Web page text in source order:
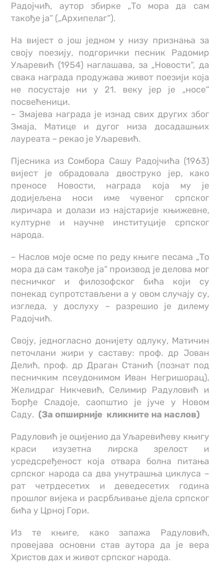
Радојчић, аутор збирке „То мора да сам
такође ја“ („Архипелаг“).
На вијест о још једном у низу признања за
своју поезију, подгорички песник Радомир
Уљаревић (1954) наглашава, за „Новости“, да
свака награда продужава живот поезији која
не посустаје ни у 21. веку јер је „носе“
посвећеници.
– Змајева награда је изнад свих других због
Змаја, Матице и дугог низа досадашњих
лауреата – рекао је Уљаревић.
Пјесника из Сомбора Сашу Радојчића (1963)
вијест је обрадовала двоструко јер, како
преносе Новости, награда која му је
додијељена носи име чувеног српског
лиричара и долази из најстарије књижевне,
културне и научне институције српског
народа.
– Наслов моје осме по реду књиге песама „То
мора да сам такође ја“ производ је делова мог
песничког и филозофског бића који су
понекад супротстављени а у овом случају су,
изгледа, у дослуху – разрешио је дилему
Радојчић.
Своју, једногласно донијету одлуку, Матичин
петочлани жири у саставу: проф. др Јован
Делић, проф. др Драган Станић (познат под
песничким псеудонимом Иван Негришорац),
Желидраг Никчевић, Селимир Радуловић и
Ђорђе Сладоје, саопштио је јуче у Новом
Саду.(За опширније кликните на наслов)
Радуловић је оцијенио да Уљаревићеву књигу
краси изузетна лирска зрелост и
усредсређеност која отвара болна питања
српског народа са два унутрашња циклуса –
рат четрдесетих и деведесетих година
прошлог вијека и расрбљивање дјела српског
бића у Црној Гори.
Из те књиге, како запажа Радуловић,
провејава основни став аутора да је вера
Христов дах и живот српског народа.